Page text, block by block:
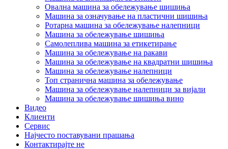
Овална машина за обележување шишиња
Машина за означување на пластични шишиња
Ротарна машина за обележување налепници
Машина за обележување шишиња
Самолеплива машина за етикетирање
Машина за обележување на ракави
Машина за обележување на квадратни шишиња
Машина за обележување налепници
Топ странична машина за обележување
Машина за обележување налепници за вијали
Машина за обележување шишиња вино
Видео
Клиенти
Сервис
Најчесто поставувани прашања
Контактирајте не